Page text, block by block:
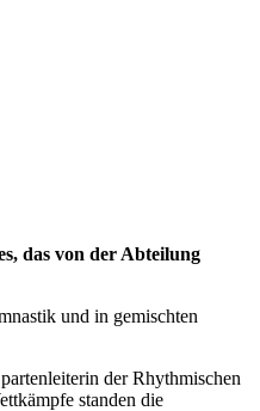
das von der Abteilung
und in gemischten
der Rhythmischen
standen die